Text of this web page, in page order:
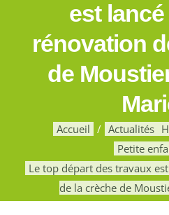
est
rénovation
de
Accueil Actualités
Petite
Le top départ des travaux
de la crèche de